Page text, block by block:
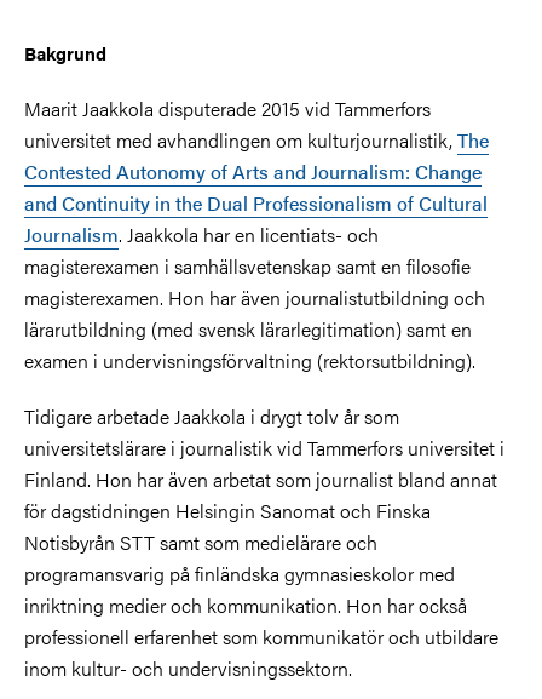
Bakgrund
Maarit Jaakkola disputerade 2015 vid Tammerfors
universitet med avhandlingen om kulturjournalistik,The
Contested Autonomy of Arts and Journalism: Change
and Continuity in the Dual Professionalism of Cultural
Journalism. Jaakkola har en licentiats- och
magisterexamen i samhällsvetenskap samt en filosofie
magisterexamen. Hon har även journalistutbildning och
lärarutbildning (med svensk lärarlegitimation) samt en
examen i undervisningsförvaltning (rektorsutbildning).
Tidigare arbetade Jaakkola i drygt tolv år som
universitetslärare i journalistik vid Tammerfors universitet i
Finland. Hon har även arbetat som journalist bland annat
för dagstidningen Helsingin Sanomat och Finska
Notisbyrån STT samt som medielärare och
programansvarig på finländska gymnasieskolor med
inriktning medier och kommunikation. Hon har också
professionell erfarenhet som kommunikatör och utbildare
inom kultur- och undervisningssektorn.